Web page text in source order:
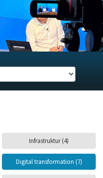
Infrastruktur (4)
Digital transformation (7)